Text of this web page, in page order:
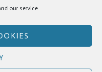
our service.
Mezek.hu